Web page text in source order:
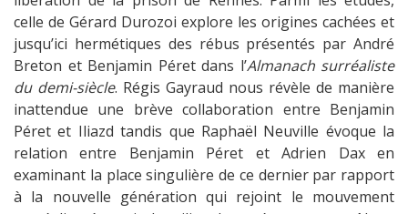
celle de Gérard Durozoi explore les origines cachées et
jusqu’ici hermétiques des rébus présentés par André
Breton et Benjamin Péret dans l’Almanach surréaliste
du demi-siècle. Régis Gayraud nous révèle de manière
inattendue une brève collaboration entre Benjamin
Péret et Iliazd tandis que Raphaël Neuville évoque la
relation entre Benjamin Péret et Adrien Dax en
examinant la place singulière de ce dernier par rapport
à la nouvelle génération qui rejoint le mouvement